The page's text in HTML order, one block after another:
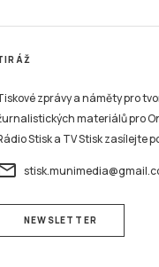
zprávy a náměty pro
materiálů pro
Stisk a TV Stisk zasílejte
NEWSLETTER